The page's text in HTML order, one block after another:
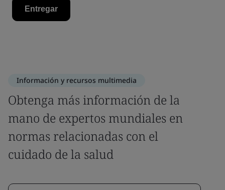
Información y recursos multimedia
Obtenga más información de la
mano de expertos mundiales en
normas relacionadas con el
cuidado de la salud